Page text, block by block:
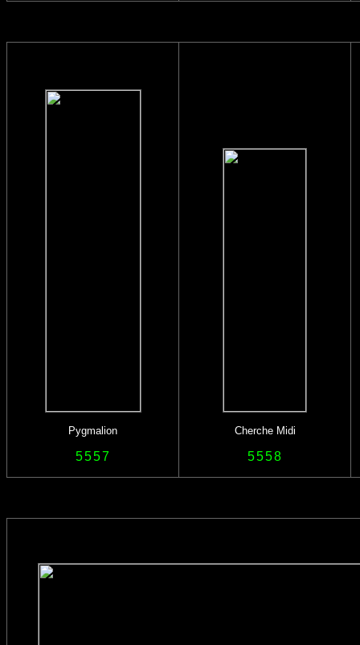
Pygmalion Cherche Midi
5557 5558